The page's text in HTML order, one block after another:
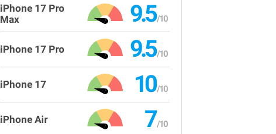
iPhone 17 Pro
Max
9.5
iPhone 17 Pro 9.5
iPhone 17 10
iPhone Air 7